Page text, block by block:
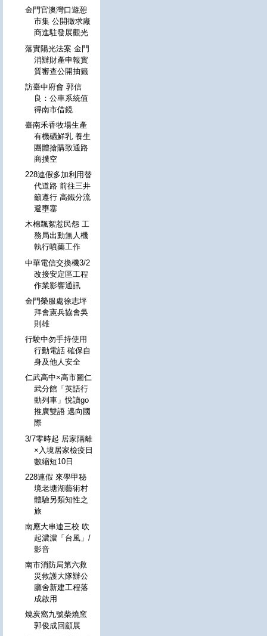
金門官澳灣口遊憩
市集 公開徵求廠
商進駐發展觀光
落實陽光法案 金門
消辦財產申報實
質審查公開抽籤
訪臺中府會 郭信
良：公車系統值
得南市借鏡
臺南禾香牧場生產
有機硒鮮乳 養生
團體搶購致通路
商撲空
228連假多加利用替
代道路 前往三井
籲遵行 高鐵分流
避壅塞
木棉飄絮惹民怨 工
務局出動無人機
執行噴藥工作
中華電信交換機3/2
改接安定區工程
作業影響通訊
金門榮服處徐志坪
拜會憲兵協會吳
則雄
行駛中勿手持使用
行動電話 確保自
身及他人安全
仁武高中×高市圖仁
武分館「英語行
動列車」悅讀go
推廣雙語 邁向國
際
3/7零時起 居家隔離
×入境居家檢疫日
數縮短10日
228連假 來學甲秘
境老塘湖藝術村
體驗另類知性之
旅
南應大串連三校 吹
起濃濃「台風」/
影音
南市消防局第六救
災救護大隊辦公
廳舍新建工程落
成啟用
燒炭窩九號柴燒窯
郭俊成回顧展